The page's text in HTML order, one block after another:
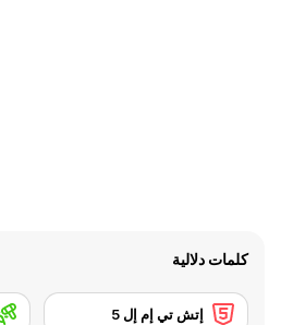
كلمات دلالية
إتش تي إم إل 5